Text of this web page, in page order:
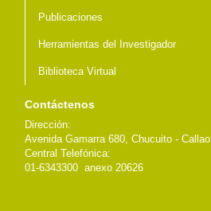
Publicaciones
Herramientas del Investigador
Biblioteca Virtual
Contáctenos
Dirección:
Avenida Gamarra 680, Chucuito - Callao
Central Telefónica:
01-6343300 anexo 20626